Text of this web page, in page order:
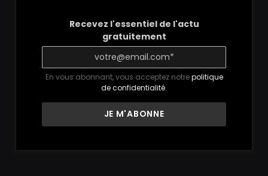
Recevez l'essentiel de l'actu
gratuitement
En vous abonnant, vous acceptez notrepolitique
de confidentialité.